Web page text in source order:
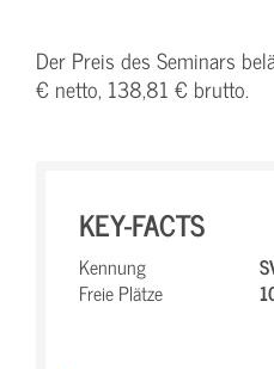
Der Preis des Seminars
€ netto, 138,81 € brutto.
KEY-FACTS
Kennung
Freie Plätze